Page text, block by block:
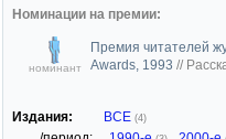
Номинации на премии:
номинант
Премия читателей
Awards, 1993 //
Издания: ВСЕ (4)